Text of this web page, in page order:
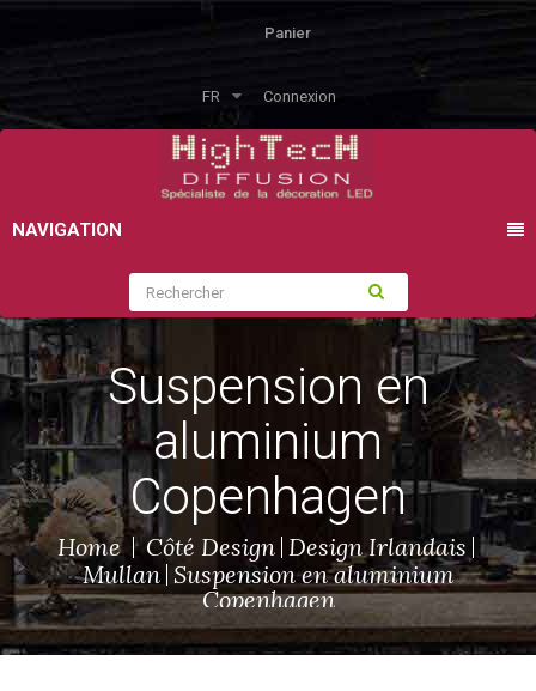
Panier
FR Connexion
NAVIGATION
Suspension en
aluminium
Copenhagen
Home Côté Design Design Irlandais
Mullan Suspension en aluminium
Copenhagen